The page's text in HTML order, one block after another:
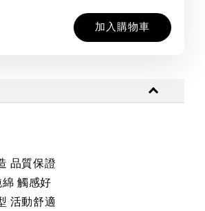
加入購物車
品質保證
觸感好
活動舒適